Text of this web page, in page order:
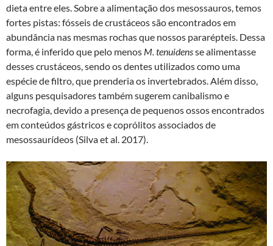
dieta entre eles. Sobre a alimentação dos mesossauros, temos
fortes pistas: fósseis de crustáceos são encontrados em
abundância nas mesmas rochas que nossos pararépteis. Dessa
forma, é inferido que pelo menos M. tenuidensse alimentasse
desses crustáceos, sendo os dentes utilizados como uma
espécie de filtro, que prenderia os invertebrados. Além disso,
alguns pesquisadores também sugerem canibalismo e
necrofagia, devido a presença de pequenos ossos encontrados
em conteúdos gástricos e coprólitos associados de
mesossaurídeos (Silva et al. 2017).